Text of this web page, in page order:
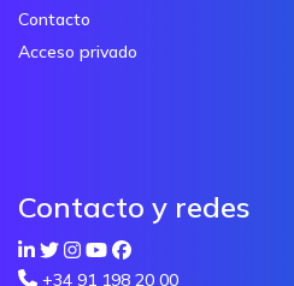
Contacto
Acceso privado
Contacto y redes
+34 91 198 20 00